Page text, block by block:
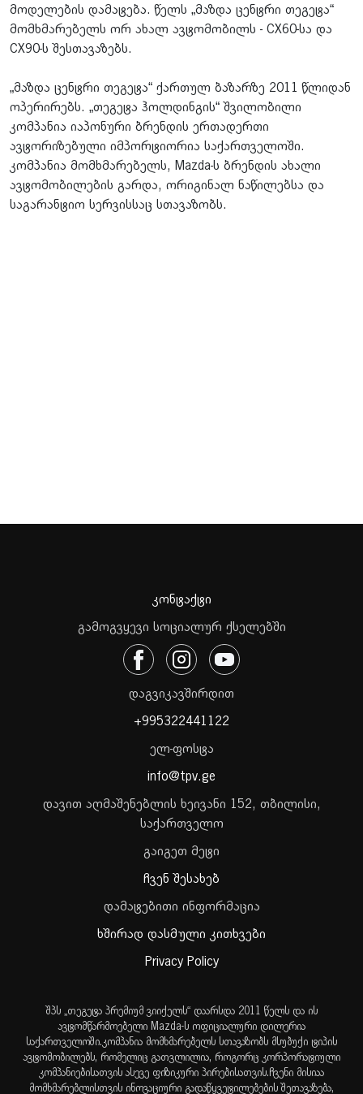
მოდელების დამატება. წელს „მაზდა ცენტრი თეგეტა“
მომხმარებელს ორ ახალ ავტომობილს - CX60-სა და
CX90-ს შესთავაზებს.
„მაზდა ცენტრი თეგეტა“ ქართულ ბაზარზე 2011 წლიდან
ოპერირებს. „თეგეტა ჰოლდინგის“ შვილობილი
კომპანია იაპონური ბრენდის ერთადერთი
ავტორიზებული იმპორტიორია საქართველოში.
კომპანია მომხმარებელს, Mazda-ს ბრენდის ახალი
ავტომობილების გარდა, ორიგინალ ნაწილებსა და
საგარანტიო სერვისსაც სთავაზობს.
კონტაქტი
გამოგვყევი სოციალურ ქსელებში
დაგვიკავშირდით
+995322441122
ელ-ფოსტა
info@tpv.ge
დავით აღმაშენებლის ხეივანი 152, თბილისი,
საქართველო
გაიგეთ მეტი
ჩვენ შესახებ
დამატებითი ინფორმაცია
ხშირად დასმული კითხვები
Privacy Policy
შპს „თეგეტა პრემიუმ ვიიქელს“ დაარსდა 2011 წელს და ის
ავტომწარმოებელი Mazda-ს ოფიციალური დილერია
საქართველოში.კომპანია მომხმარებელს სთავაზობს მსუბუქი ტიპის
ავტომობილებს, რომელიც გათვლილია, როგორც კორპორატიული
კომპანიებისათვის ასევე ფიზიკური პირებისათვის.ჩვენი მისიაა
მომხმარებლისთვის ინოვაციური გადაწყვეტილებების შეთავაზება,